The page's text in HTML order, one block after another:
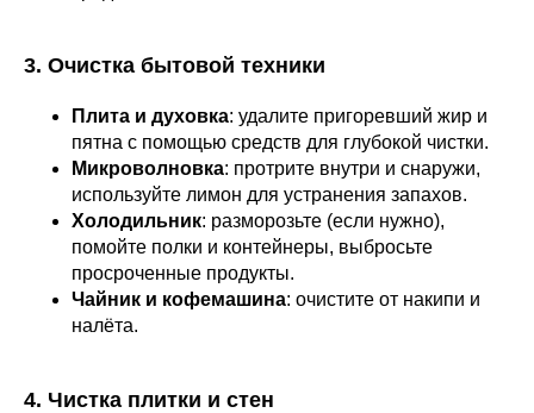
3. Очистка бытовой техники
Плита и духовка: удалите пригоревший жир и
пятна с помощью средств для глубокой чистки.
Микроволновка: протрите внутри и снаружи,
используйте лимон для устранения запахов.
Холодильник: разморозьте (если нужно),
помойте полки и контейнеры, выбросьте
просроченные продукты.
Чайник и кофемашина: очистите от накипи и
налёта.
4. Чистка плитки и стен